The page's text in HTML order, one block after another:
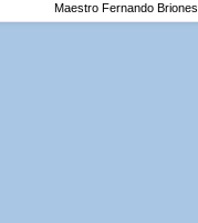
Maestro Fernando Briones